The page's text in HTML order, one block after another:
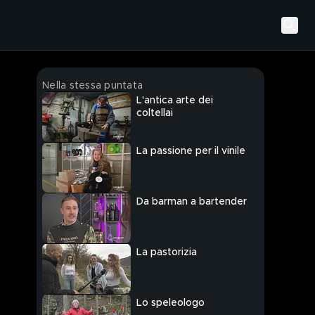
Nella stessa puntata
L'antica arte dei
coltellai
La passione per il vinile
Da barman a bartender
La pastorizia
Lo speleologo